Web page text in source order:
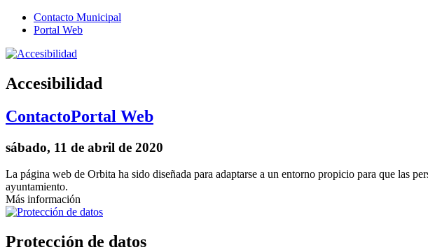
Contacto Municipal
Portal Web
Accesibilidad
ContactoPortal Web
sábado, 11 de abril de 2020
La página web de Orbita ha sido diseñada para adaptarse a un entorno propicio para que las
ayuntamiento.
Más información
Protección de datos